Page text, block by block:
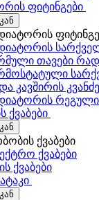
ფიტინგები
თავები
კავშირის
ქვაბები
ქვაბები
ქვაბები
ქვაბები